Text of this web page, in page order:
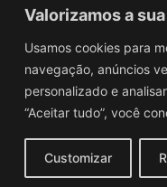
Valorizamos a
Usamos cookies para
navegação, anúncios
personalizado e
“Aceitar tudo”, você
Customizar